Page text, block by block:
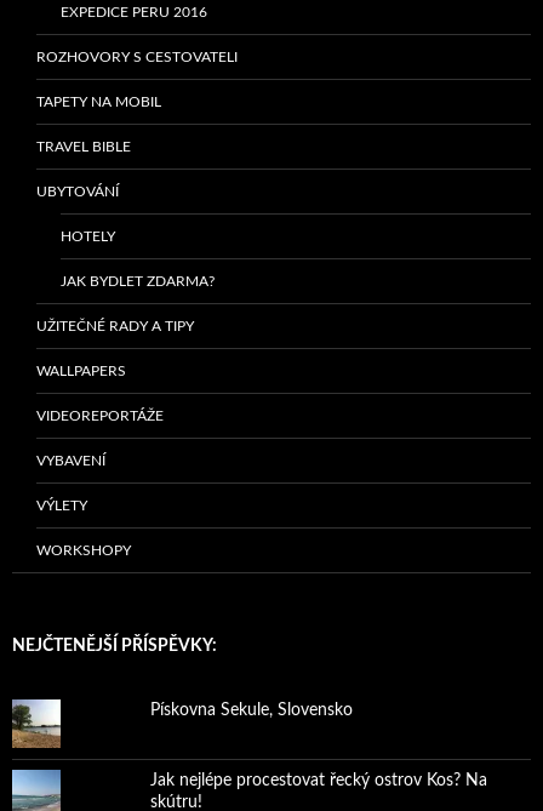
EXPEDICE PERU 2016
ROZHOVORY S CESTOVATELI
TAPETY NA MOBIL
TRAVEL BIBLE
UBYTOVÁNÍ
HOTELY
JAK BYDLET ZDARMA?
UŽITEČNÉ RADY A TIPY
WALLPAPERS
VIDEOREPORTÁŽE
VYBAVENÍ
VÝLETY
WORKSHOPY
NEJČTENĚJŠÍ PŘÍSPĚVKY:
Pískovna Sekule, Slovensko
Jak nejlépe procestovat řecký ostrov Kos? Na
skútru!